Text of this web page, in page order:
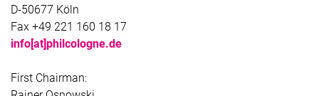
D-50677 Köln
Fax +49 221 160 18 17
info[at]philcologne.de
First Chairman: